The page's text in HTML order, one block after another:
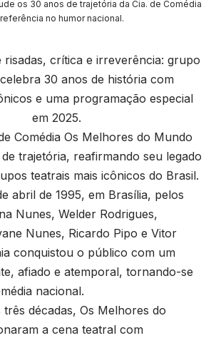
os 30 anos de trajetória da Cia. de Comédia
no humor nacional.
risadas, crítica e irreverência: grupo
30 anos de história com
e uma programação especial
em 2025.
Comédia Os Melhores do Mundo
trajetória, reafirmando seu legado
teatrais mais icônicos do Brasil.
abril de 1995, em Brasília, pelos
Nunes, Welder Rodrigues,
Nunes, Ricardo Pipo e Vitor
conquistou o público com um
afiado e atemporal, tornando-se
nacional.
décadas, Os Melhores do
a cena teatral com